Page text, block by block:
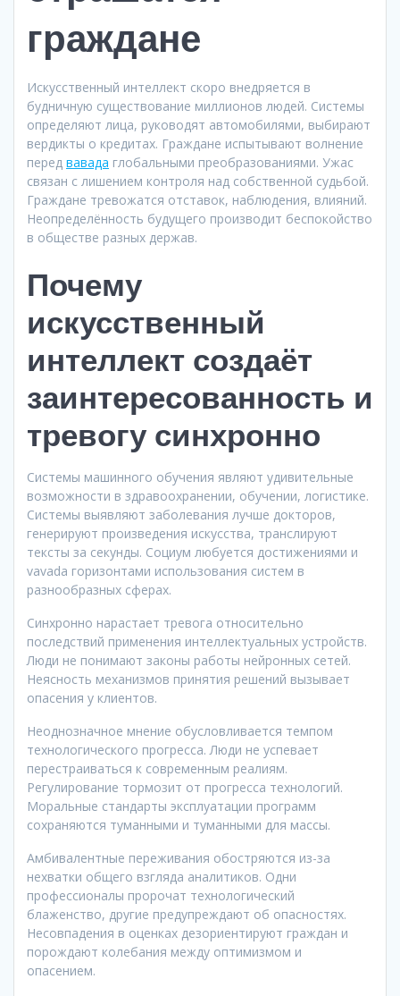
граждане
Искусственный интеллект скоро внедряется в
будничную существование миллионов людей. Системы
определяют лица, руководят автомобилями, выбирают
вердикты о кредитах. Граждане испытывают волнение
перед вавада глобальными преобразованиями. Ужас
связан с лишением контроля над собственной судьбой.
Граждане тревожатся отставок, наблюдения, влияний.
Неопределённость будущего производит беспокойство
в обществе разных держав.
Почему
искусственный
интеллект создаёт
заинтересованность и
тревогу синхронно
Системы машинного обучения являют удивительные
возможности в здравоохранении, обучении, логистике.
Системы выявляют заболевания лучше докторов,
генерируют произведения искусства, транслируют
тексты за секунды. Социум любуется достижениями и
vavada горизонтами использования систем в
разнообразных сферах.
Синхронно нарастает тревога относительно
последствий применения интеллектуальных устройств.
Люди не понимают законы работы нейронных сетей.
Неясность механизмов принятия решений вызывает
опасения у клиентов.
Неоднозначное мнение обусловливается темпом
технологического прогресса. Люди не успевает
перестраиваться к современным реалиям.
Регулирование тормозит от прогресса технологий.
Моральные стандарты эксплуатации программ
сохраняются туманными и туманными для массы.
Амбивалентные переживания обостряются из-за
нехватки общего взгляда аналитиков. Одни
профессионалы пророчат технологический
блаженство, другие предупреждают об опасностях.
Несовпадения в оценках дезориентируют граждан и
порождают колебания между оптимизмом и
опасением.